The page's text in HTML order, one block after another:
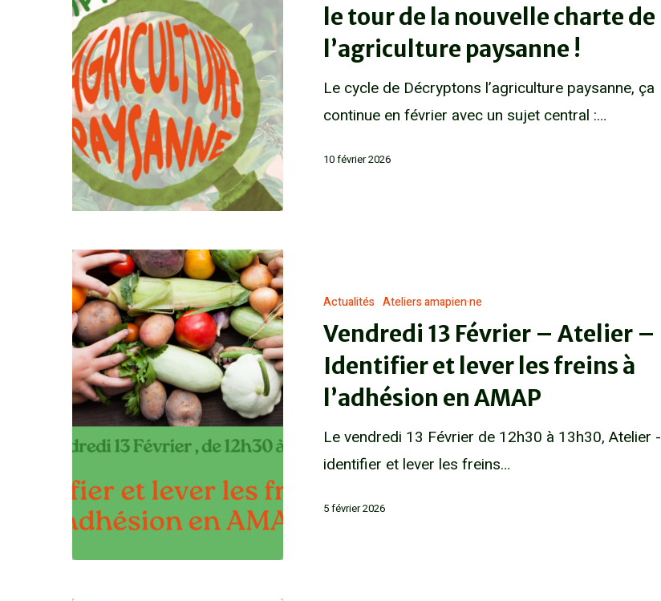
le tour de la nouvelle charte de
l’agriculture paysanne !
Le cycle de Décryptons l’agriculture paysanne, ça
continue en février avec un sujet central :…
10 février 2026
Actualités Ateliers amapien·ne
Vendredi 13 Février – Atelier –
Identifier et lever les freins à
l’adhésion en AMAP
Le vendredi 13 Février de 12h30 à 13h30, Atelier -
identifier et lever les freins…
5 février 2026